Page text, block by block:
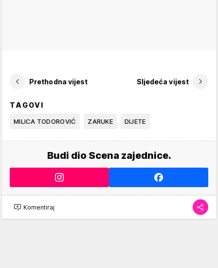
Prethodna vijest Sljedeća vijest
TAGOVI
MILICA TODOROVIĆ ZARUKE DIJETE
Budi dio Scena zajednice.
Komentiraj